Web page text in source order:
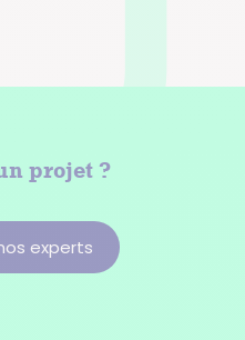
projet ?
experts